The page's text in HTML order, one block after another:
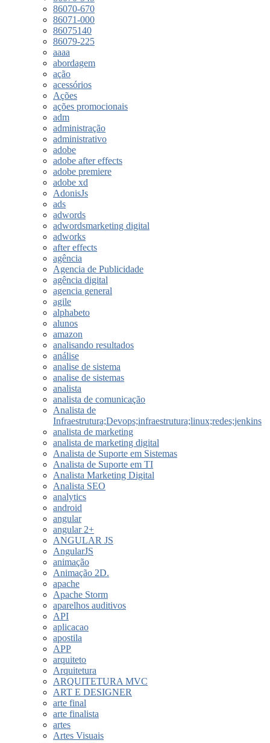
86070-670
86071-000
86075140
86079-225
aaaa
abordagem
ação
acessórios
Ações
ações promocionais
adm
administração
administrativo
adobe
adobe after effects
adobe premiere
adobe xd
AdonisJs
ads
adwords
adwordsmarketing digital
adworks
after effects
agência
Agencia de Publicidade
agência digital
agencia general
agile
alphabeto
alunos
amazon
analisando resultados
análise
analise de sistema
analise de sistemas
analista
analista de comunicação
Analista de
Infraestrutura;Devops;infraestrutura;linux;redes;jenkins
analista de marketing
analista de marketing digital
Analista de Suporte em Sistemas
Analista de Suporte em TI
Analista Marketing Digital
Analista SEO
analytics
android
angular
angular 2+
ANGULAR JS
AngularJS
animação
Animação 2D.
apache
Apache Storm
aparelhos auditivos
API
aplicacao
apostila
APP
arquiteto
Arquitetura
ARQUITETURA MVC
ART E DESIGNER
arte final
arte finalista
artes
Artes Visuais